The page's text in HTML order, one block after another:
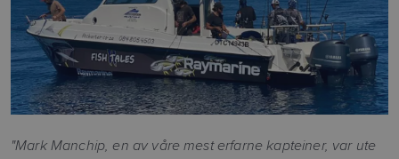
"Mark Manchip, en av våre mest erfarne kapteiner, var ute